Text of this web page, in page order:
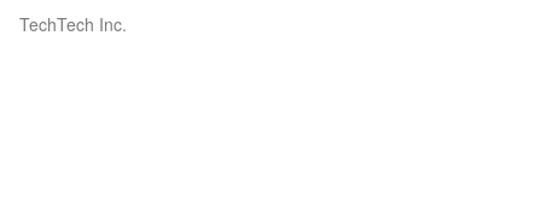
TechTech Inc.